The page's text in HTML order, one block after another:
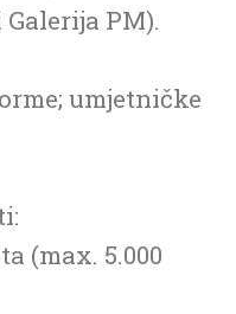
PM).
umjetničke
(max. 5.000